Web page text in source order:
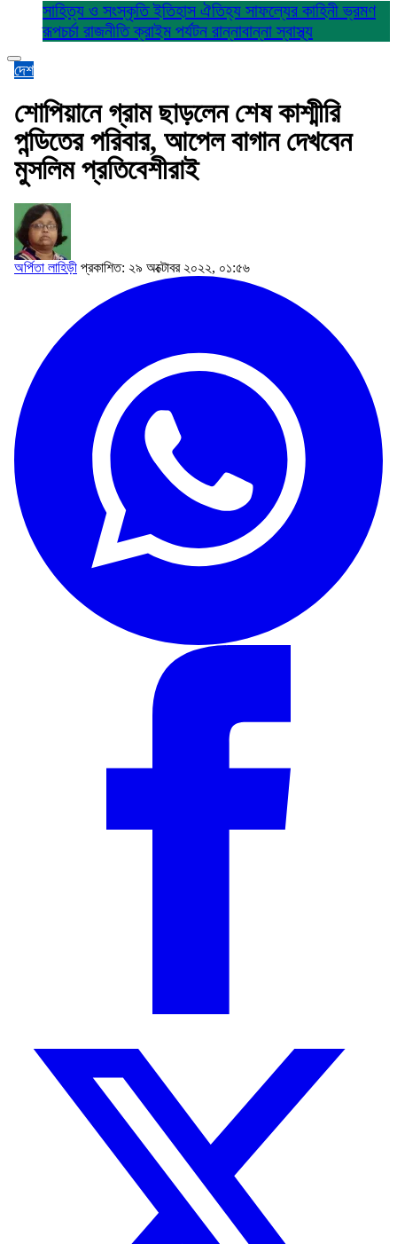
সাহিত্য ও সংস্কৃতিইতিহাস ঐতিহ্য সাফল্যের কাহিনীভ্রমণ
রূপচর্চা রাজনীতিক্রাইম পর্যটন রান্নাবান্নাস্বাস্থ্য
দেশ
শোপিয়ানে গ্রাম ছাড়লেন শেষ কাশ্মীরি
পন্ডিতের পরিবার, আপেল বাগান দেখবেন
মুসলিম প্রতিবেশীরাই
অর্পিতা লাহিড়ী প্রকাশিত: ২৯ অক্টোবর ২০২২, ০১:৫৬